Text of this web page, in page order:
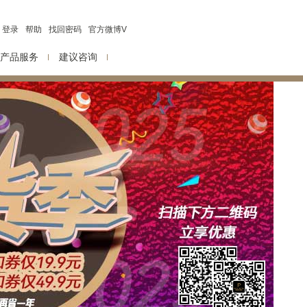
登录 帮助 找回密码 官方微博V
产品服务 建议咨询